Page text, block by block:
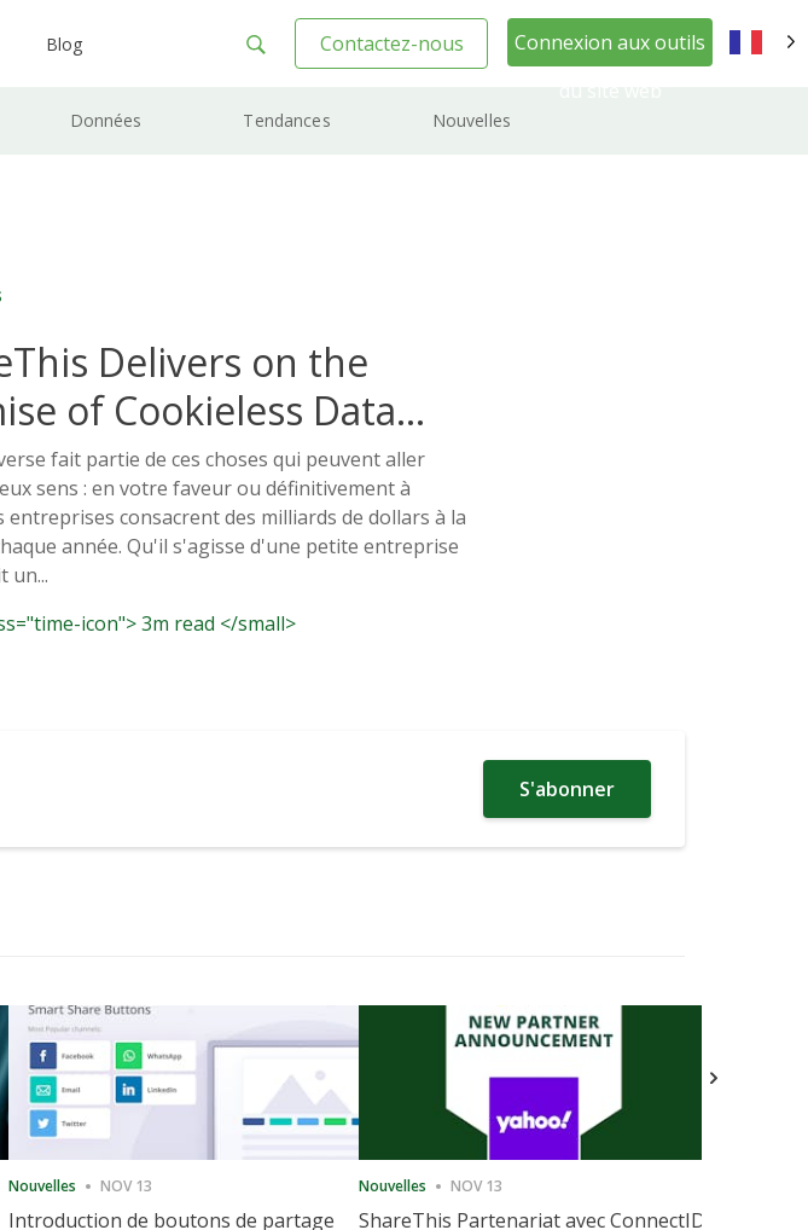
Blog Contactez-nous
Connexion aux outils
Données Tendances Nouvelles
Delivers on the
of Cookieless Data
fait partie de ces choses qui peuvent aller
sens : en votre faveur ou définitivement à
entreprises consacrent des milliards de dollars à la
année. Qu'il s'agisse d'une petite entreprise
un...
icon"> 3m read </small>
S'abonner
Nouvelles NOV 13
Introduction de boutons de partage
Nouvelles NOV 13
ShareThis Partenariat avec ConnectID